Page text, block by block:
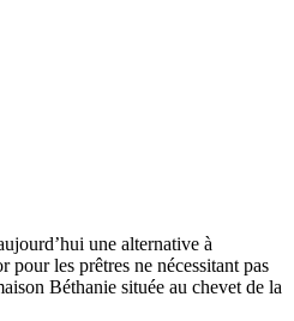
une alternative à
pour les prêtres ne nécessitant pas
Béthanie située au chevet de la